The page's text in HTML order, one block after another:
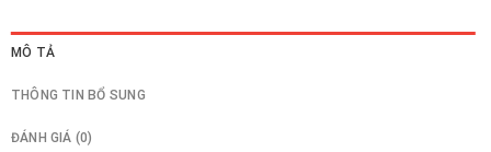
MÔ TẢ
THÔNG TIN BỔ SUNG
ĐÁNH GIÁ (0)